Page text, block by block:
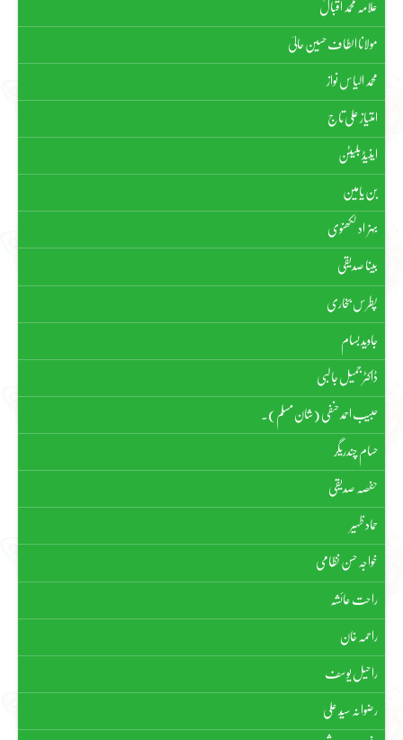
علامہ محمد اقبالؒ
مولانا الطاف حسین حالیؔ
محمد الیاس نواز
امتیاز علی تاج
اینیڈ بلیٹن
بن یامین
بہزاد لکھنوی
بینا صدیقی
پطرس بخاری
جاوید بسام
ڈاکٹر جمیل جالبی
حبیب احمد حنفی (شان مسلم)۔
حسام چندریگر
حفصہ صدیقی
حماد ظہیر
خواجہ حسن نظامی
راحت عائشہ
راحمہ خان
راحیل یوسف
رضوانہ سیّد علی